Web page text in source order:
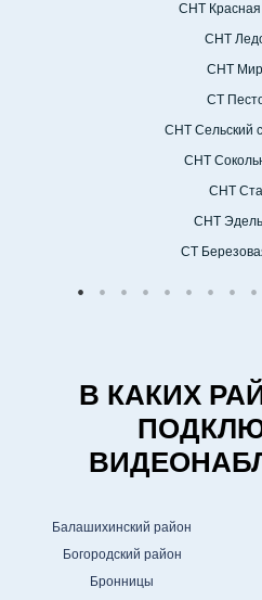
СНТ Красная
СНТ
СНТ
СТ
СНТ Сельский
СНТ
СНТ
СНТ
СТ
В КАКИХ
Балашихинский район
Богородский район
Бронницы